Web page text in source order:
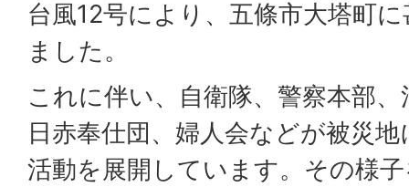
台風12号により、五條市大塔町
ました。
これに伴い、自衛隊、警察本部
日赤奉仕団、婦人会などが被災
活動を展開しています。その様